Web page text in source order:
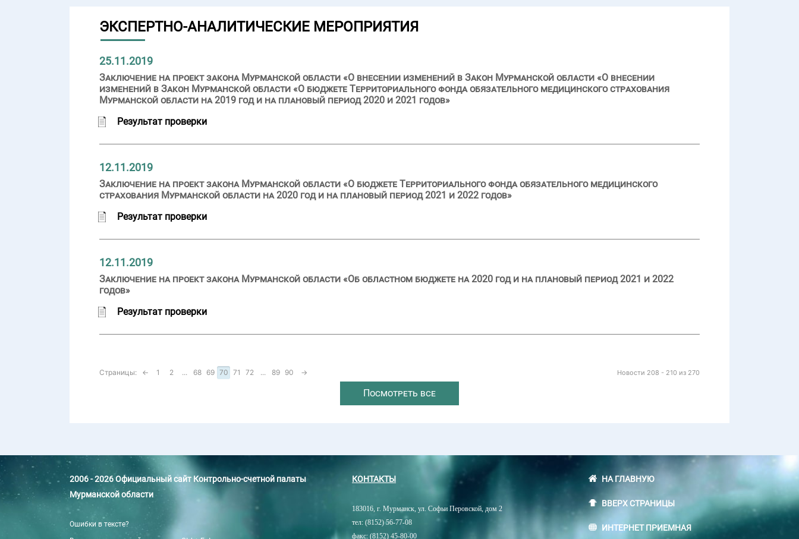
ЭКСПЕРТНО-АНАЛИТИЧЕСКИЕ МЕРОПРИЯТИЯ
25.11.2019
Заключение на проект закона Мурманской области «О внесении изменений в Закон Мурманской области «О внесении
изменений в Закон Мурманской области «О бюджете Территориального фонда обязательного медицинского страхования
Мурманской области на 2019 год и на плановый период 2020 и 2021 годов»
Результат проверки
12.11.2019
Заключение на проект закона Мурманской области «О бюджете Территориального фонда обязательного медицинского
страхования Мурманской области на 2020 год и на плановый период 2021 и 2022 годов»
Результат проверки
12.11.2019
Заключение на проект закона Мурманской области «Об областном бюджете на 2020 год и на плановый период 2021 и 2022
годов»
Результат проверки
Новости 208 - 210 из 270
Страницы: ← 1 2 ... 68 69 70 71 72 ... 89 90 →
Посмотреть все
2006 - 2026 Официальный сайт Контрольно-счетной палаты
Мурманской области
Ошибки в тексте?
КОНТАКТЫ
183016, г. Мурманск, ул. Софьи Перовской, дом 2
тел: (8152) 56-77-08
факс: (8152) 45-80-00
НА ГЛАВНУЮ
ВВЕРХ СТРАНИЦЫ
ИНТЕРНЕТ ПРИЕМНАЯ